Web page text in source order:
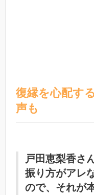
復縁を心配す
声も
戸田恵梨香さ
振り方がアレ
ので、それが